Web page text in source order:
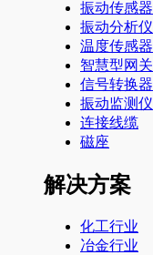
振动传感器
振动分析仪
温度传感器
智慧型网关
信号转换器
振动监测仪
连接线缆
磁座
解决方案
化工行业
冶金行业